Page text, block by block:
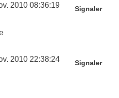
2010 08:36:19 Signaler
2010 22:38:24 Signaler